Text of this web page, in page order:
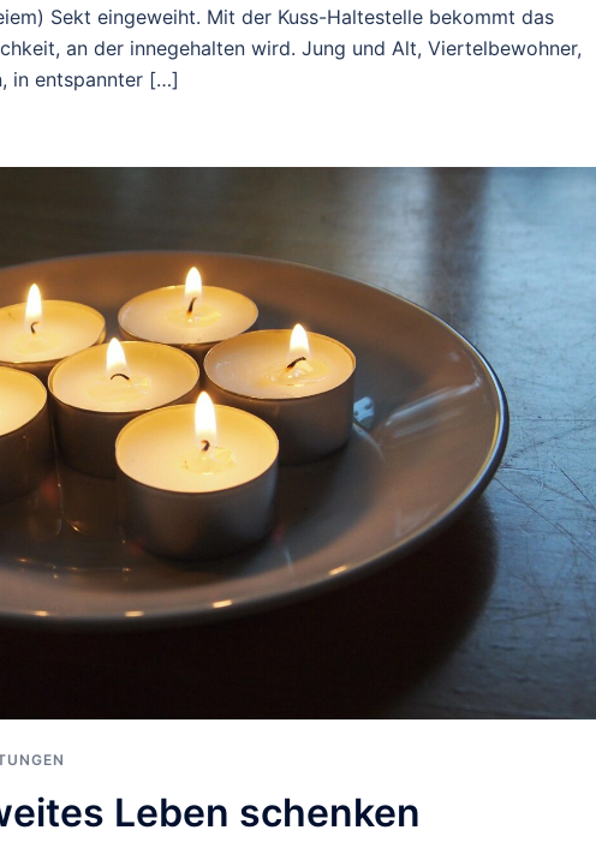
Sekt eingeweiht. Mit der Kuss-Haltestelle bekommt das
an der innegehalten wird. Jung und Alt, Viertelbewohner,
in entspannter […]
Leben schenken